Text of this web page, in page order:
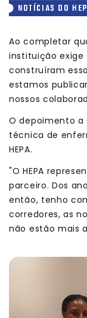
NOTÍCIAS DO
Ao completar
instituição exige
construíram
estamos
nossos
O depoimento a
técnica de
HEPA.
"O HEPA
parceiro. Dos
então, tenho
corredores, as
não estão mais